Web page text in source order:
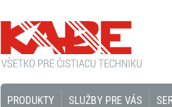
PRODUKTY SLUŽBY PRE VÁS